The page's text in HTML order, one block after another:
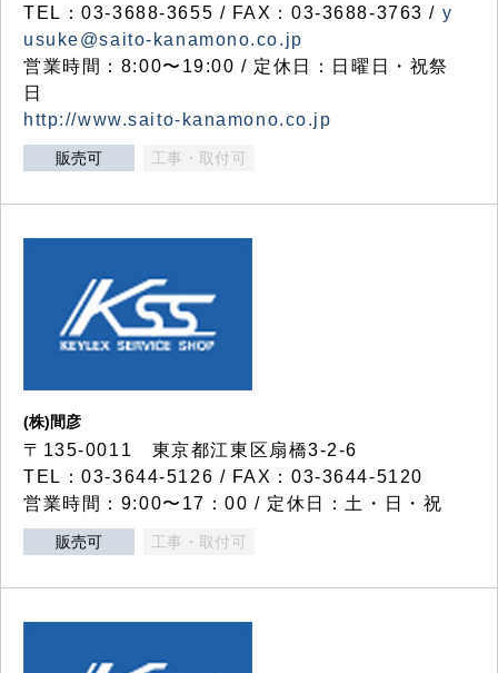
TEL：03-3688-3655 / FAX：03-3688-3763 / y
usuke@saito-kanamono.co.jp
営業時間：8:00〜19:00 / 定休日：日曜日・祝祭
日
http://www.saito-kanamono.co.jp
販売可 工事・取付可
(株)間彦
〒135-0011 東京都江東区扇橋3-2-6
TEL：03-3644-5126 / FAX：03-3644-5120
営業時間：9:00〜17：00 / 定休日：土・日・祝
販売可 工事・取付可